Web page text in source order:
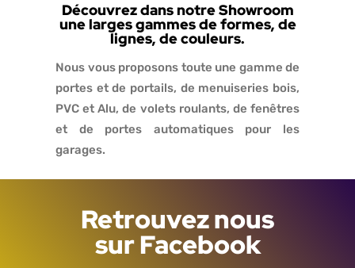
Découvrez dans notre Showroom
une larges gammes de formes, de
lignes, de couleurs.
Nous vous proposons toute une gamme de
portes et de portails, de menuiseries bois,
PVC et Alu, de volets roulants, de fenêtres
et de portes automatiques pour les
garages.
Retrouvez nous
sur Facebook